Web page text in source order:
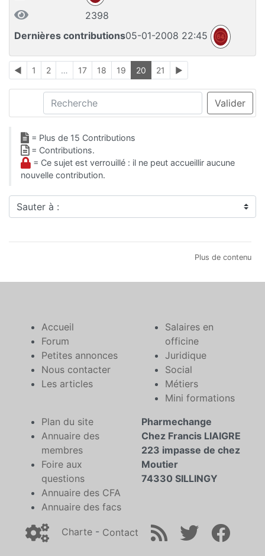
2398
Dernières contributions05-01-2008 22:45
◄ 1 2 … 17 18 19 20 21 ►
Recherche Valider
= Plus de 15 Contributions
= Contributions.
= Ce sujet est verrouillé : il ne peut accueillir aucune
nouvelle contribution.
Sauter à :
Plus de contenu
Accueil
Forum
Petites annonces
Nous contacter
Les articles
Salaires en
officine
Juridique
Social
Métiers
Mini formations
Plan du site
Annuaire des
membres
Foire aux
questions
Annuaire des CFA
Annuaire des facs
Pharmechange
Chez Francis LIAIGRE
223 impasse de chez
Moutier
74330 SILLINGY
Charte - Contact